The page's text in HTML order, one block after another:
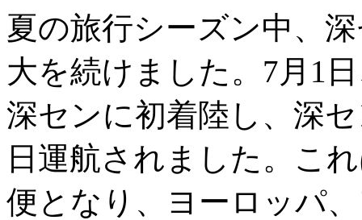
夏の旅行シーズン中、
大を続けました。7月1
深センに初着陸し、深
日運航されました。こ
便となり、ヨーロッパ